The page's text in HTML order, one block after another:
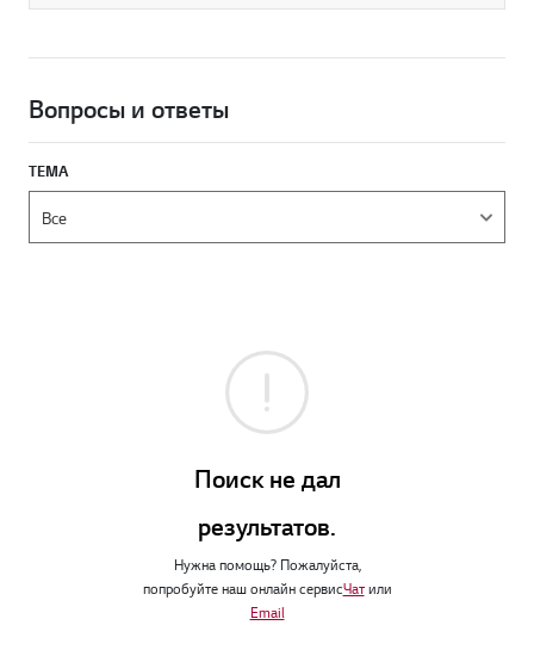
Вопросы и ответы
ТЕМА
Поиск не дал
результатов.
Нужна помощь? Пожалуйста,
попробуйте наш онлайн сервисЧатили
Email